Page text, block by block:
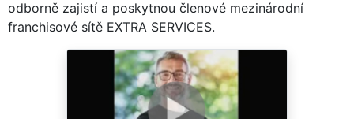
odborně zajistí a poskytnou členové mezinárodní
franchisové sítě EXTRA SERVICES.